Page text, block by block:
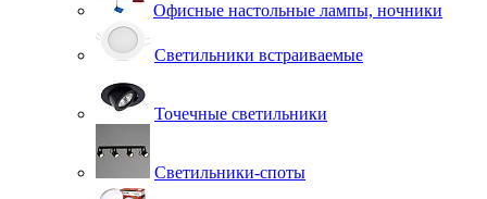
Офисные настольные лампы, ночники
Светильники встраиваемые
Точечные светильники
Светильники-споты